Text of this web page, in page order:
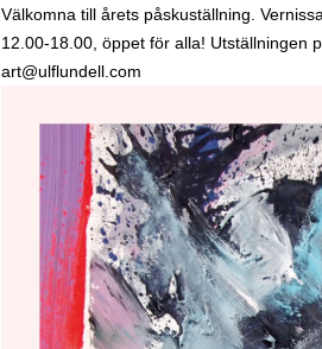
Välkomna till årets påskuställning.
12.00-18.00, öppet för alla! Utställningen
art@ulflundell.com